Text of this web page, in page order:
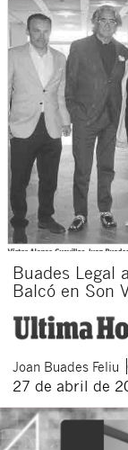
Buades Legal
Balcó en Son
Joan Buades Feliu
27 de abril de